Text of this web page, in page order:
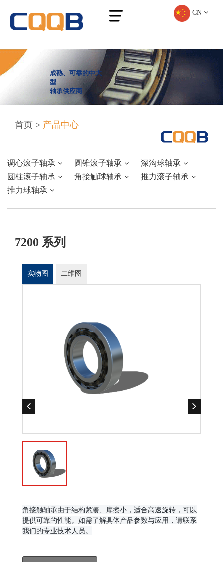
CN
成熟、可靠的中大
型
轴承供应商
首页 > 产品中心
调心滚子轴承 圆锥滚子轴承
深沟球轴承
圆柱滚子轴承
角接触球轴承
推力滚子轴承
推力球轴承
7200 系列
实物图 二维图
角接触轴承由于结构紧凑、摩擦小，适合高速旋转，可以
提供可靠的性能。 如需了解具体产品参数与应用，请联系
我们的专业技术人员。